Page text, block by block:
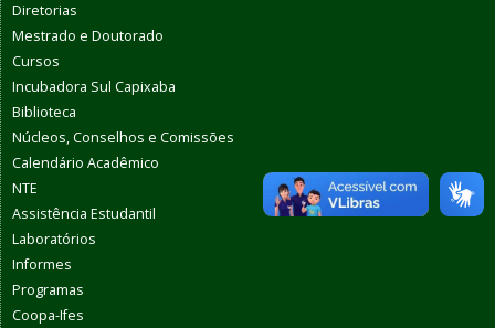
Diretorias
Mestrado e Doutorado
Cursos
Incubadora Sul Capixaba
Biblioteca
Núcleos, Conselhos e Comissões
Calendário Acadêmico
NTE
Assistência Estudantil
Laboratórios
Informes
Programas
Coopa-Ifes